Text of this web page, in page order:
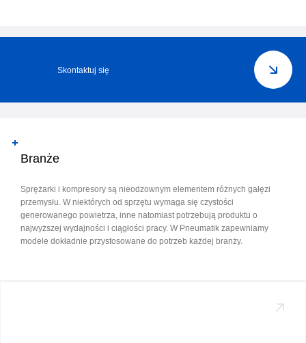
Skontaktuj się
Branże
Sprężarki i kompresory są nieodzownym elementem różnych gałęzi
przemysłu. W niektórych od sprzętu wymaga się czystości
generowanego powietrza, inne natomiast potrzebują produktu o
najwyższej wydajności i ciągłości pracy. W Pneumatik zapewniamy
modele dokładnie przystosowane do potrzeb każdej branży.